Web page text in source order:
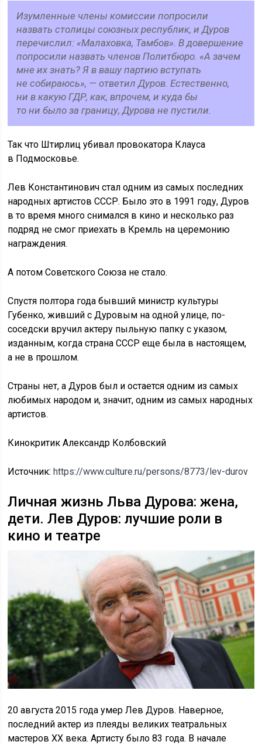
Изумленные члены комиссии попросили
назвать столицы союзных республик, и Дуров
перечислил: «Малаховка, Тамбов». В довершение
попросили назвать членов Политбюро. «А зачем
мне их знать? Я в вашу партию вступать
не собираюсь», — ответил Дуров. Естественно,
ни в какую ГДР, как, впрочем, и куда бы
то ни было за границу, Дурова не пустили.
Так что Штирлиц убивал провокатора Клауса
в Подмосковье.
Лев Константинович стал одним из самых последних
народных артистов СССР. Было это в 1991 году, Дуров
в то время много снимался в кино и несколько раз
подряд не смог приехать в Кремль на церемонию
награждения.
А потом Советского Союза не стало.
Спустя полтора года бывший министр культуры
Губенко, живший с Дуровым на одной улице, по-
соседски вручил актеру пыльную папку с указом,
изданным, когда страна СССР еще была в настоящем,
а не в прошлом.
Страны нет, а Дуров был и остается одним из самых
любимых народом и, значит, одним из самых народных
артистов.
Кинокритик Александр Колбовский
Источник:https://www.culture.ru/persons/8773/lev-durov
Личная жизнь Льва Дурова: жена,
дети. Лев Дуров: лучшие роли в
кино и театре
20 августа 2015 года умер Лев Дуров. Наверное,
последний актер из плеяды великих театральных
мастеров XX века. Артисту было 83 года. В начале